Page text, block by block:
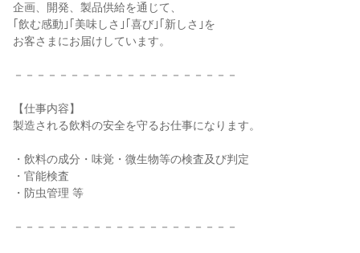
企画、開発、製品供給を通じて、
｢飲む感動｣｢美味しさ｣｢喜び｣｢新しさ｣を
お客さまにお届けしています。
－－－－－－－－－－－－－－－－－－－－
【仕事内容】
製造される飲料の安全を守るお仕事になります。
・飲料の成分・味覚・微生物等の検査及び判定
・官能検査
・防虫管理 等
－－－－－－－－－－－－－－－－－－－－